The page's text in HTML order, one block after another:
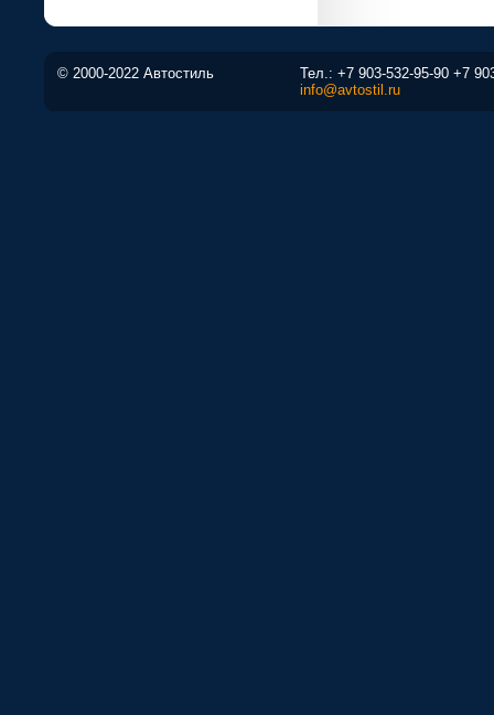
© 2000-2022 Автостиль Тел.: +7 903-532-95-90 +7
info@avtostil.ru